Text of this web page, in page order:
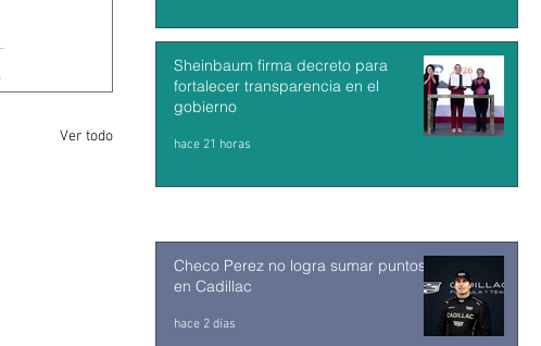
Ver todo
Sheinbaum firma decreto para
fortalecer transparencia en el
gobierno
hace 21 horas
Checo Perez no logra sumar puntos
en Cadillac
hace 2 días